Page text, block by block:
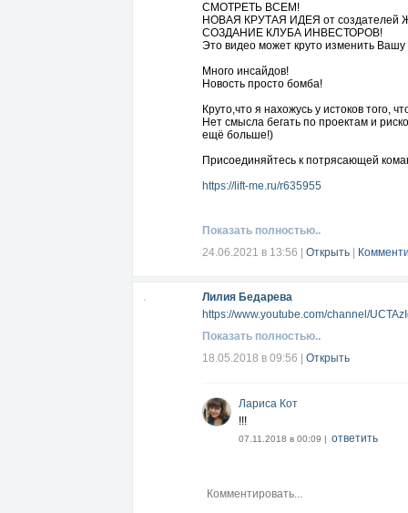
СМОТРЕТЬ ВСЕМ!
НОВАЯ КРУТАЯ ИДЕЯ от
СОЗДАНИЕ КЛУБА ИНВЕСТОРОВ!
Это видео может круто изменить Вашу
Много инсайдов!
Новость просто бомба!
Круто,что я нахожусь у истоков того,
Нет смысла бегать по проектам и
ещё больше!)
Присоединяйтесь к потрясающей
https://lift-me.ru/r635955
Показать полностью..
24.06.2021 в 13:56
Открыть
Лилия Бедарева
https://www.youtube.com/channel/
Показать полностью..
18.05.2018 в 09:56
Открыть
Лариса Кот
!!!
07.11.2018 в 00:09 | ответить